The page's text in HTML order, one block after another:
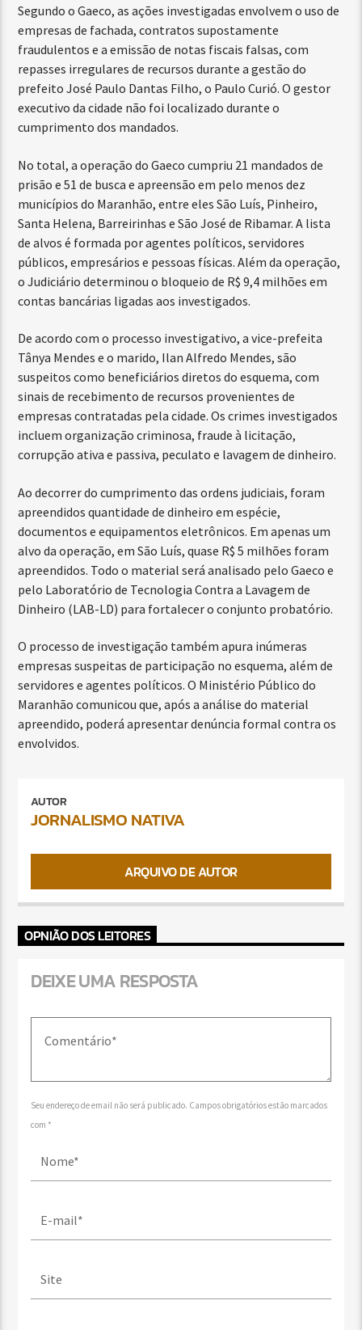
Segundo o Gaeco, as ações investigadas envolvem o uso de
empresas de fachada, contratos supostamente
fraudulentos e a emissão de notas fiscais falsas, com
repasses irregulares de recursos durante a gestão do
prefeito José Paulo Dantas Filho, o Paulo Curió. O gestor
executivo da cidade não foi localizado durante o
cumprimento dos mandados.
No total, a operação do Gaeco cumpriu 21 mandados de
prisão e 51 de busca e apreensão em pelo menos dez
municípios do Maranhão, entre eles São Luís, Pinheiro,
Santa Helena, Barreirinhas e São José de Ribamar. A lista
de alvos é formada por agentes políticos, servidores
públicos, empresários e pessoas físicas. Além da operação,
o Judiciário determinou o bloqueio de R$ 9,4 milhões em
contas bancárias ligadas aos investigados.
De acordo com o processo investigativo, a vice-prefeita
Tânya Mendes e o marido, Ilan Alfredo Mendes, são
suspeitos como beneficiários diretos do esquema, com
sinais de recebimento de recursos provenientes de
empresas contratadas pela cidade. Os crimes investigados
incluem organização criminosa, fraude à licitação,
corrupção ativa e passiva, peculato e lavagem de dinheiro.
Ao decorrer do cumprimento das ordens judiciais, foram
apreendidos quantidade de dinheiro em espécie,
documentos e equipamentos eletrônicos. Em apenas um
alvo da operação, em São Luís, quase R$ 5 milhões foram
apreendidos. Todo o material será analisado pelo Gaeco e
pelo Laboratório de Tecnologia Contra a Lavagem de
Dinheiro (LAB-LD) para fortalecer o conjunto probatório.
O processo de investigação também apura inúmeras
empresas suspeitas de participação no esquema, além de
servidores e agentes políticos. O Ministério Público do
Maranhão comunicou que, após a análise do material
apreendido, poderá apresentar denúncia formal contra os
envolvidos.
AUTOR
JORNALISMO NATIVA
ARQUIVO DE AUTOR
OPNIÃO DOS LEITORES
DEIXE UMA RESPOSTA
Seu endereço de email não será publicado. Campos obrigatórios estão marcados
com *